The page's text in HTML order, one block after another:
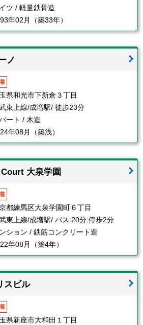
ツ / 軽量鉄骨造
年02月（築33年）
ノ
県和光市下新倉３丁目
東上線/成増駅/ 徒歩23分
ート / 木造
年08月（築浅）
大泉学園
都練馬区大泉学園町６丁目
東上線/成増駅/ バス:20分:停歩2分
ション / 鉄筋コンクリート造
年08月（築4年）
スビル
県新座市大和田１丁目